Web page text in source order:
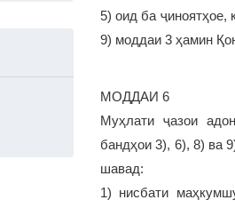
5) оид ба ҷиноятҳое,
9) моддаи 3 ҳамин
МОДДАИ 6
Муҳлати ҷазои
бандҳои 3), 6), 8) ва
шавад:
1) нисбати